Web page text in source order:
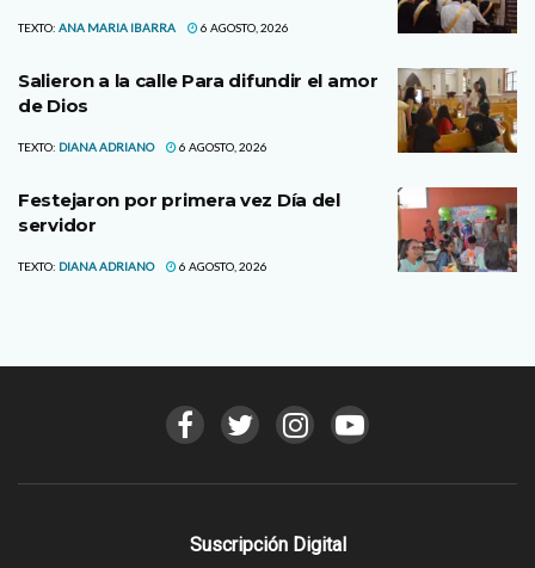
TEXTO: ANA MARIA IBARRA 6 AGOSTO, 2026
Salieron a la calle Para difundir el amor
de Dios
TEXTO: DIANA ADRIANO 6 AGOSTO, 2026
Festejaron por primera vez Día del
servidor
TEXTO: DIANA ADRIANO 6 AGOSTO, 2026
Suscripción Digital